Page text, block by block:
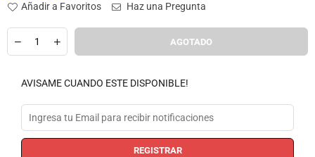
Añadir a Favoritos Haz una Pregunta
Cantidad
AGOTADO
AVISAME CUANDO ESTE DISPONIBLE!
REGISTRAR